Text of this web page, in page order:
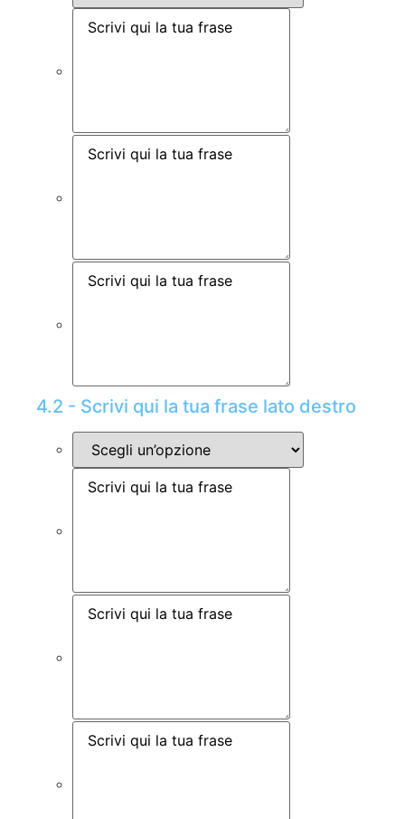
4.2 - Scrivi qui la tua frase lato destro